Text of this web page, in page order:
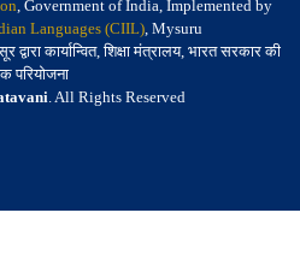
, Government of India, Implemented by
Languages (CIIL), Mysuru
कार्यान्वित, शिक्षा मंत्रालय, भारत सरकार की
परियोजना
. All Rights Reserved